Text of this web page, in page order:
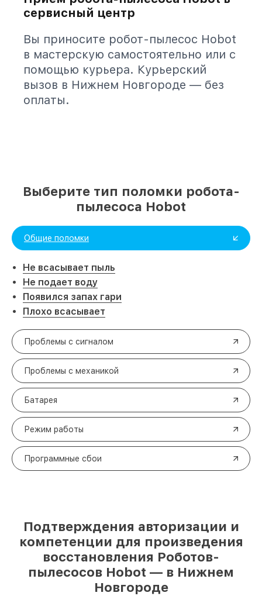
сервисный центр
Вы приносите робот-пылесос Hobot
в мастерскую самостоятельно или с
помощью курьера. Курьерский
вызов в Нижнем Новгороде — без
оплаты.
Выберите тип поломки робота-
пылесоса Hobot
Общие поломки
Не всасывает пыль
Не подает воду
Появился запах гари
Плохо всасывает
Проблемы с сигналом
Проблемы с механикой
Батарея
Режим работы
Программные сбои
Подтверждения авторизации и
компетенции для произведения
восстановления Роботов-
пылесосов Hobot — в Нижнем
Новгороде